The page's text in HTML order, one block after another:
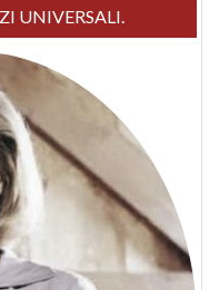
UNIVERSALI.